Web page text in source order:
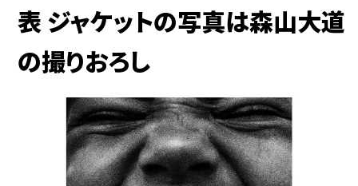
表 ジャケットの写真は森山大道
の撮りおろし